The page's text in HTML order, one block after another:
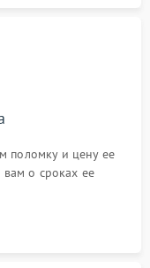
поломку и цену ее
о сроках ее